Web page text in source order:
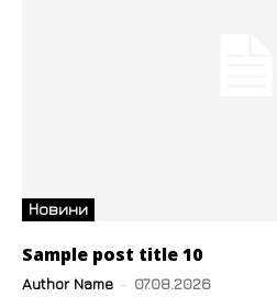
Новини
Sample post title 10
Author Name - 07.08.2026